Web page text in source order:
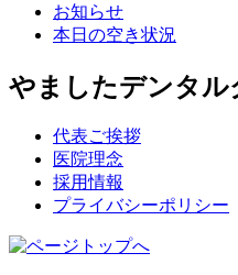
お知らせ
本日の空き状況
やましたデンタル
代表ご挨拶
医院理念
採用情報
プライバシーポリシー